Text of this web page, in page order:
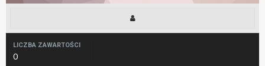
LICZBA ZAWARTOŚCI
0